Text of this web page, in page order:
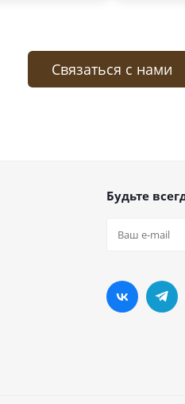
Связаться с нами
Будьте